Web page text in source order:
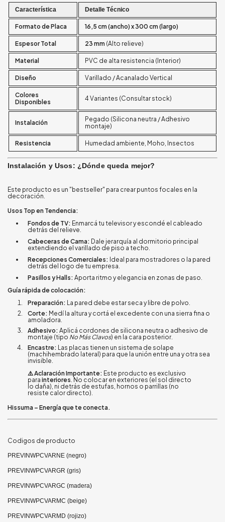
Característica Detalle Técnico
Formato de Placa 16,5 cm (ancho) x 300 cm (largo)
Espesor Total 23 mm (Alto relieve)
Material PVC de alta resistencia (Interior)
Diseño Varillado / Acanalado Vertical
Colores
Disponibles
4 Variantes (Consultar stock)
Instalación
Pegado (Silicona neutra / Adhesivo
montaje)
Resistencia Humedad ambiente, Moho, Insectos
Instalación y Usos: ¿Dónde queda mejor?
Este producto es un "bestseller" para crear puntos focales en la
decoración.
Usos Top en Tendencia:
Fondos de TV: Enmarcá tu televisor y escondé el cableado
detrás del relieve.
Cabeceras de Cama: Dale jerarquía al dormitorio principal
extendiendo el varillado de piso a techo.
Recepciones Comerciales: Ideal para mostradores o la pared
detrás del logo de tu empresa.
Pasillos y Halls: Aporta ritmo y elegancia en zonas de paso.
Guía rápida de colocación:
Preparación: La pared debe estar seca y libre de polvo.
Corte: Medí la altura y cortá el excedente con una sierra fina o
amoladora.
Adhesivo: Aplicá cordones de silicona neutra o adhesivo de
montaje (tipo No Más Clavos) en la cara posterior.
Encastre: Las placas tienen un sistema de solape
(machihembrado lateral) para que la unión entre una y otra sea
invisible.
⚠️ Aclaración Importante: Este producto es exclusivo
para interiores . No colocar en exteriores (el sol directo
lo daña), ni detrás de estufas, hornos o parrillas (no
resiste calor directo).
Hissuma – Energía que te conecta.
Codigos de producto
PREVINWPCVARNE (negro)
PREVINWPCVARGR (gris)
PREVINWPCVARGC (madera)
PREVINWPCVARMC (beige)
PREVINWPCVARMD (rojizo)